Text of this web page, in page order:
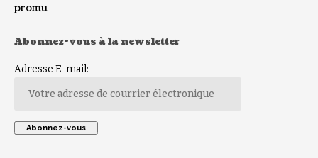
promu
Abonnez-vous à la newsletter
Adresse E-mail: